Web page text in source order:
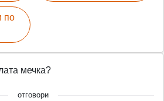
по
мечка?
отговори